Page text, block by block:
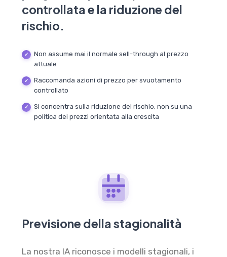
controllata e la riduzione del
rischio.
Non assume mai il normale sell-through al prezzo
attuale
Raccomanda azioni di prezzo per svuotamento
controllato
Si concentra sulla riduzione del rischio, non su una
politica dei prezzi orientata alla crescita
Previsione della stagionalità
La nostra IA riconosce i modelli stagionali, i